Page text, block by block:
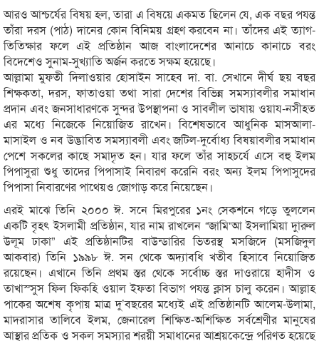
আরও আশ্চর্যের বিষয় হল, তারা এ বিষয়ে একমত ছিলেন যে, এক বছর পযন্ত
তাঁরা দরস (পাঠ) দানের কোন বিনিময় গ্রহণ করবেন না। তাঁদের এই ত্যাগ-
তিতিক্ষার ফলে এই প্রতিষ্ঠান আজ বাংলাদেশের আনাচে কানাচে বরং
বিদেশেও সুনাম-সুখ্যাতি অর্জন করতে সক্ষম হয়েছে।
আল্লামা মুফতী দিলাওয়ার হোসাইন সাহেব দা. বা. সেখানে দীর্ঘ ছয় বছর
শিক্ষকতা, দরস, ফাতাওয়া তথা সারা দেশের বিভিন্ন সমস্যাবলীর সমাধান
প্রদান এবং জনসাধারণকে সুন্দর উপস্থাপনা ও সাবলীল ভাষায় ওয়ায-নসীহত
এর মধ্যে নিজেকে নিয়োজিত রাখেন। বিশেষভাবে আধুনিক মাসআলা-
মাসাইল ও নব উদ্ভাবিত সমস্যাবলী এবং জটিল-দুর্বোধ্য বিষয়াবলীর সমাধান
পেশে সকলের কাছে সমাদৃত হন। যার ফলে তাঁর সাহচর্যে এসে বহু ইলম
পিপাসুরা শুধু তাদের পিপাসাই নিবারণ করেনি বরং অন্য ইলম পিপাসুদের
পিপাসা নিবারণের পাথেয়ও জোগাড় করে নিয়েছেন।
এরই মাঝে তিনি ২০০০ ঈ. সনে মিরপুরের ১নং সেকশনে গড়ে তুললেন
একটি বৃহৎ ইসলামী প্রতিষ্ঠান, যার নাম রাখলেন “জামি‘আ ইসলামিয়া দাুরুল
উলূম ঢাকা” এই প্রতিষ্ঠানটির বাউন্ডারির ভিতরস্থ মসজিদে (মসজিদুল
আকবার) তিনি ১৯৯৮ ঈ. সন থেকে অদ্যাবধি খতীব হিসাবে নিয়োজিত
রয়েছেন। এখানে তিনি প্রথম স্তর থেকে সর্বোচ্চ স্তর দাওরায়ে হাদীস ও
তাখাস্সুস ফিল ফিকহি ওয়াল ইফতা বিভাগ পযন্ত ক্লাস চালু করেন। আল্লাহ
পাকের অশেষ কৃপায় মাত্র দু’বছরের মধ্যেই এই প্রতিষ্ঠানটি আলেম-উলামা,
মাদরাসার তালিবে ইলম, জেনারেল শিক্ষিত-অশিক্ষিত সর্বশ্রেণীর মানুষের
আস্থার প্রতিক ও সকল সমস্যার শরয়ী সমাধানের আশ্রয়কেন্দ্রে পরিণত হয়েছে